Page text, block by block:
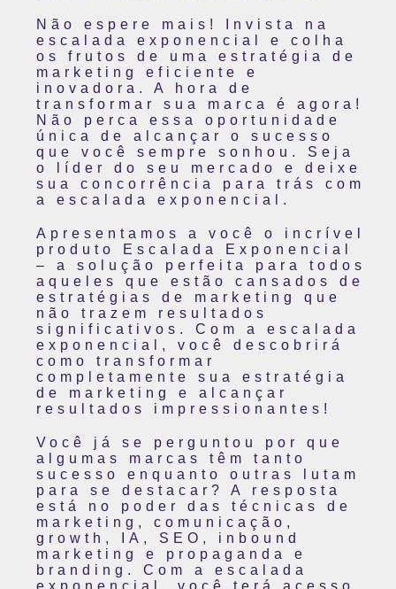
Não espere mais! Invista na
escalada exponencial e colha
os frutos de uma estratégia de
marketing eficiente e
inovadora. A hora de
transformar sua marca é agora!
Não perca essa oportunidade
única de alcançar o sucesso
que você sempre sonhou. Seja
o líder do seu mercado e deixe
sua concorrência para trás com
a escalada exponencial.
Apresentamos a você o incrível
produto Escalada Exponencial
– a solução perfeita para todos
aqueles que estão cansados ​​de
estratégias de marketing que
não trazem resultados
significativos. Com a escalada
exponencial, você descobrirá
como transformar
completamente sua estratégia
de marketing e alcançar
resultados impressionantes!
Você já se perguntou por que
algumas marcas têm tanto
sucesso enquanto outras lutam
para se destacar? A resposta
está no poder das técnicas de
marketing, comunicação,
growth, IA, SEO, inbound
marketing e propaganda e
branding. Com a escalada